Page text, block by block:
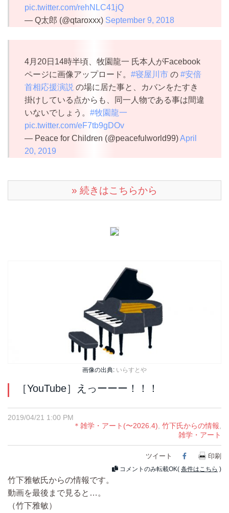
pic.twitter.com/rehNLC41jQ
— Q太郎 (@qtaroxxx) September 9, 2018
4月20日14時半頃、牧園龍一 氏本人がFacebook
ページに画像アップロード。 #寝屋川市の #安倍
首相応援演説 の場に居た事と、カバンをたすき
掛けしている点からも、同一人物である事は間違
いないでしょう。 #牧園龍一
pic.twitter.com/eF7tb9gDOv
— Peace for Children (@peacefulworld99)April
20, 2019
» 続きはこちらから
画像の出典: いらすとや
［YouTube］えっーーー！！！
2019/04/21 1:00 PM
＊雑学・アート(〜2026.4) 竹下氏からの情報
雑学・アート
ツイート Facebook
印刷
コメントのみ転載OK( 条件はこちら )
竹下雅敏氏からの情報です。
動画を最後まで見ると…。
（竹下雅敏）